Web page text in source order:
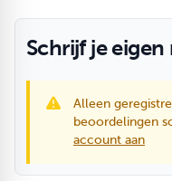
Schrijf je eigen
Alleen
beoordelingen
account aan